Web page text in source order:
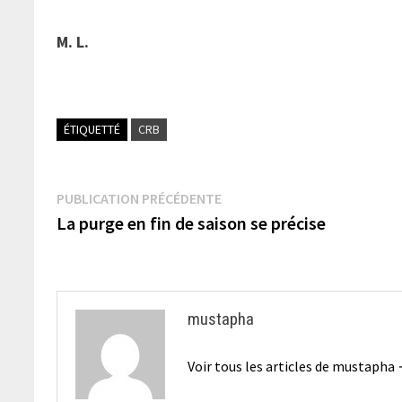
M. L.
ÉTIQUETTÉ CRB
Navigation
de
PUBLICATION PRÉCÉDENTEPublication
précédente :
La purge en fin de saison se précise
mustapha
Voir tous les articles de